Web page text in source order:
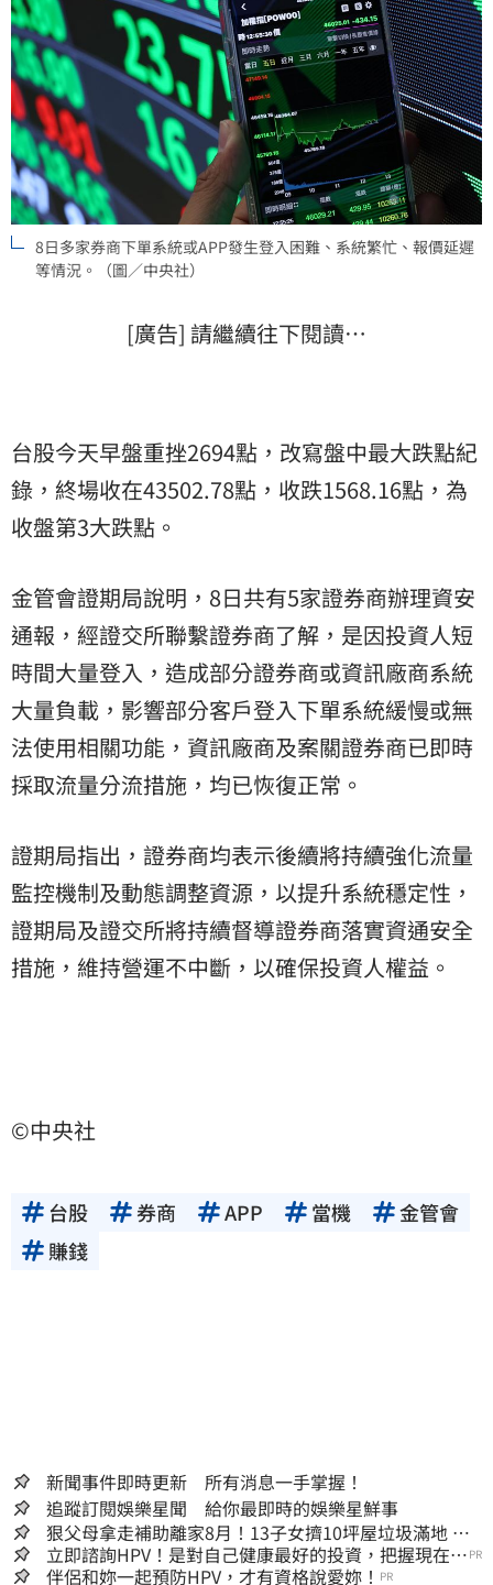
8日多家券商下單系統或APP發生登入困難、系統繁忙、報價延遲
等情況。（圖／中央社）
[廣告] 請繼續往下閱讀…
台股今天早盤重挫2694點，改寫盤中最大跌點紀
錄，終場收在43502.78點，收跌1568.16點，為
收盤第3大跌點。
金管會證期局說明，8日共有5家證券商辦理資安
通報，經證交所聯繫證券商了解，是因投資人短
時間大量登入，造成部分證券商或資訊廠商系統
大量負載，影響部分客戶登入下單系統緩慢或無
法使用相關功能，資訊廠商及案關證券商已即時
採取流量分流措施，均已恢復正常。
證期局指出，證券商均表示後續將持續強化流量
監控機制及動態調整資源，以提升系統穩定性，
證期局及證交所將持續督導證券商落實資通安全
措施，維持營運不中斷，以確保投資人權益。
©中央社
台股 券商 APP 當機
金管會
賺錢
新聞事件即時更新 所有消息一手掌握！
追蹤訂閱娛樂星聞 給你最即時的娛樂星鮮事
狠父母拿走補助離家8月！13子女擠10坪屋垃圾滿地 驚
見幼童深夜遊蕩
立即諮詢HPV！是對自己健康最好的投資，把握現在不
嫌晚！
PR
伴侶和妳一起預防HPV，才有資格說愛妳！ PR